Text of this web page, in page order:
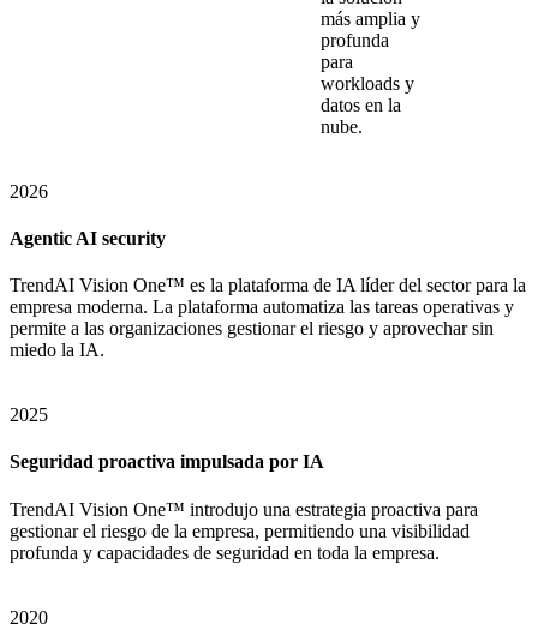
más amplia y
profunda
para
workloads y
datos en la
nube.
2026
Agentic AI security
TrendAI Vision One™ es la plataforma de IA líder del sector para la
empresa moderna. La plataforma automatiza las tareas operativas y
permite a las organizaciones gestionar el riesgo y aprovechar sin
miedo la IA.
2025
Seguridad proactiva impulsada por IA
TrendAI Vision One™ introdujo una estrategia proactiva para
gestionar el riesgo de la empresa, permitiendo una visibilidad
profunda y capacidades de seguridad en toda la empresa.
2020